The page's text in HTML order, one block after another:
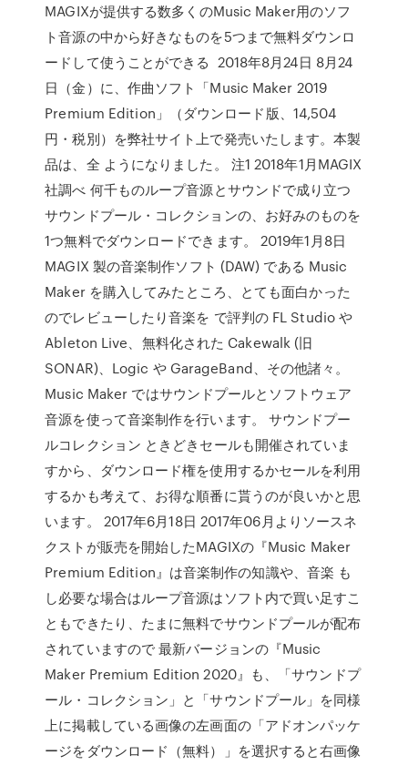
MAGIXが提供する数多くのMusic Maker用のソフ
ト音源の中から好きなものを5つまで無料ダウンロ
ードして使うことができる 2018年8月24日 8月24
日（金）に、作曲ソフト「Music Maker 2019
Premium Edition」（ダウンロード版、14,504
円・税別）を弊社サイト上で発売いたします。本製
品は、全 ようになりました。 注1 2018年1月MAGIX
社調べ 何千ものループ音源とサウンドで成り立つ
サウンドプール・コレクションの、お好みのものを
1つ無料でダウンロードできます。 2019年1月8日
MAGIX 製の音楽制作ソフト (DAW) である Music
Maker を購入してみたところ、とても面白かった
のでレビューしたり音楽を で評判の FL Studio や
Ableton Live、無料化された Cakewalk (旧
SONAR)、Logic や GarageBand、その他諸々。
Music Maker ではサウンドプールとソフトウェア
音源を使って音楽制作を行います。 サウンドプー
ルコレクション ときどきセールも開催されていま
すから、ダウンロード権を使用するかセールを利用
するかも考えて、お得な順番に貰うのが良いかと思
います。 2017年6月18日 2017年06月よりソースネ
クストが販売を開始したMAGIXの『Music Maker
Premium Edition』は音楽制作の知識や、音楽 も
し必要な場合はループ音源はソフト内で買い足すこ
ともできたり、たまに無料でサウンドプールが配布
されていますので 最新バージョンの『Music
Maker Premium Edition 2020』も、「サウンドプ
ール・コレクション」と「サウンドプール」を同様
上に掲載している画像の左画面の「アドオンパッケ
ージをダウンロード（無料）」を選択すると右画像